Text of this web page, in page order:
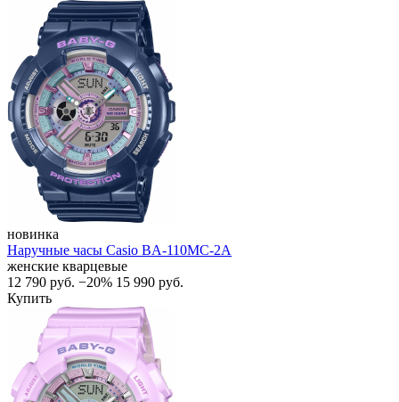
новинка
Наручные часы Casio BA-110MC-2A
женские кварцевые
12 790 руб. −20% 15 990 руб.
Купить